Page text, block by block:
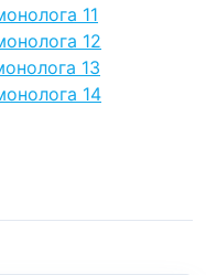
11
12
13
14